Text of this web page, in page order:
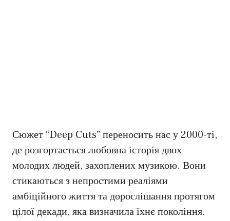
Сюжет “Deep Cuts” переносить нас у 2000-ті,
де розгортається любовна історія двох
молодих людей, захоплених музикою. Вони
стикаються з непростими реаліями
амбіційного життя та дорослішання протягом
цілої декади, яка визначила їхнє покоління.